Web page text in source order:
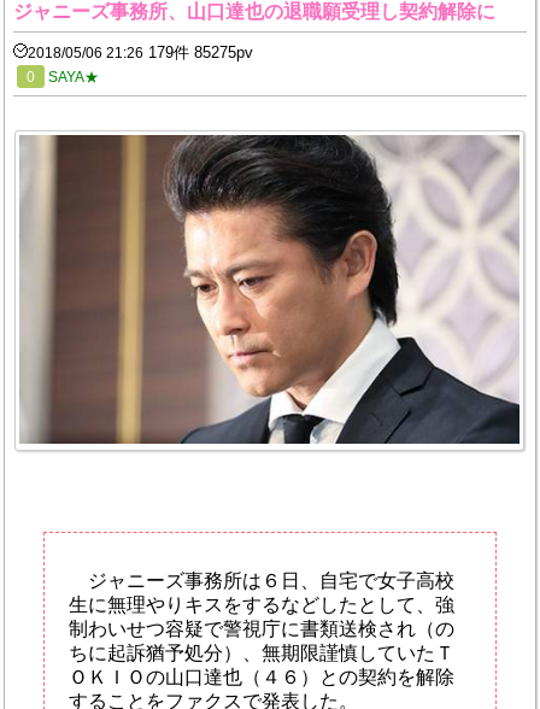
ジャニーズ事務所、山口達也の退職願受理し契約解除に
2018/05/06 21:26 179件 85275pv
0 SAYA★
ジャニーズ事務所は６日、自宅で女子高校
生に無理やりキスをするなどしたとして、強
制わいせつ容疑で警視庁に書類送検され（の
ちに起訴猶予処分）、無期限謹慎していたＴ
ＯＫＩＯの山口達也（４６）との契約を解除
することをファクスで発表した。